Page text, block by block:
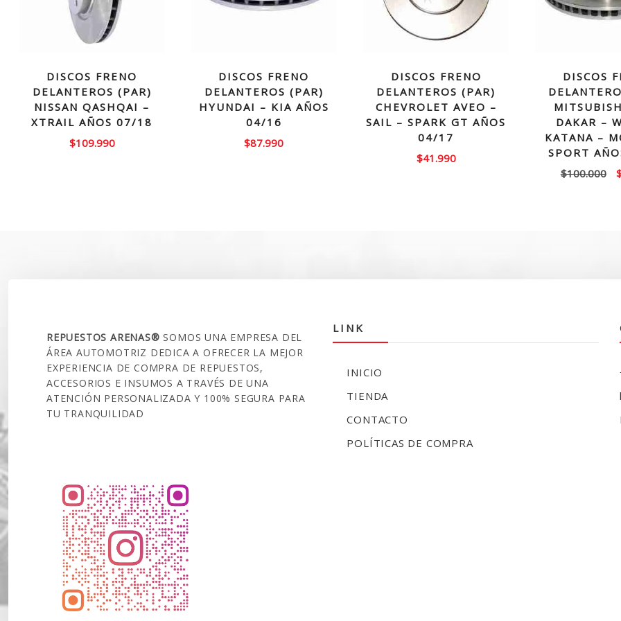
DISCOS FRENO
DELANTEROS (PAR)
NISSAN QASHQAI –
XTRAIL AÑOS 07/18
$109.990
DISCOS FRENO
DELANTEROS (PAR)
HYUNDAI – KIA AÑOS
04/16
$87.990
DISCOS FRENO
DELANTEROS (PAR)
CHEVROLET AVEO –
SAIL – SPARK GT AÑOS
04/17
$41.990
DISCOS
DAKAR –
KATANA –
SPORT
$100.000
REPUESTOS ARENAS®SOMOS UNA EMPRESA DEL
ÁREA AUTOMOTRIZ DEDICA A OFRECER LA MEJOR
EXPERIENCIA DE COMPRA DE REPUESTOS,
ACCESORIOS E INSUMOS A TRAVÉS DE UNA
ATENCIÓN PERSONALIZADA Y 100% SEGURA PARA
TU TRANQUILIDAD
LINK
INICIO
TIENDA
CONTACTO
POLÍTICAS DE COMPRA